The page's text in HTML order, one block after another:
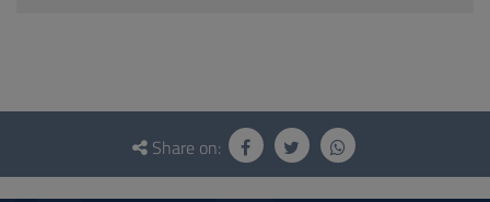
Questionnaire
social
Share on: